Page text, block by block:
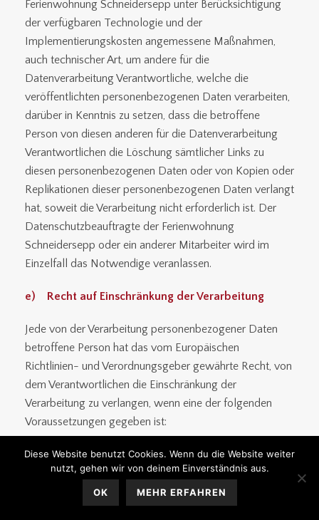
Ferienwohnung Schneidersepp unter Berücksichtigung
der verfügbaren Technologie und der
Implementierungskosten angemessene Maßnahmen,
auch technischer Art, um andere für die
Datenverarbeitung Verantwortliche, welche die
veröffentlichten personenbezogenen Daten verarbeiten,
darüber in Kenntnis zu setzen, dass die betroffene
Person von diesen anderen für die Datenverarbeitung
Verantwortlichen die Löschung sämtlicher Links zu
diesen personenbezogenen Daten oder von Kopien oder
Replikationen dieser personenbezogenen Daten verlangt
hat, soweit die Verarbeitung nicht erforderlich ist. Der
Datenschutzbeauftragte der Ferienwohnung
Schneidersepp oder ein anderer Mitarbeiter wird im
Einzelfall das Notwendige veranlassen.
e) Recht auf Einschränkung der Verarbeitung
Jede von der Verarbeitung personenbezogener Daten
betroffene Person hat das vom Europäischen
Richtlinien- und Verordnungsgeber gewährte Recht, von
dem Verantwortlichen die Einschränkung der
Verarbeitung zu verlangen, wenn eine der folgenden
Voraussetzungen gegeben ist:
Die Richtigkeit der personenbezogenen Daten wird von
der betroffenen Person bestritten, und zwar für eine
Dauer, die es dem Verantwortlichen ermöglicht, die
Richtigkeit der personenbezogenen Daten zu
Diese Website benutzt Cookies. Wenn du die Website weiter
nutzt, gehen wir von deinem Einverständnis aus.
OK MEHR ERFAHREN